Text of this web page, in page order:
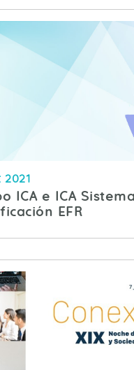
2021
ICA e ICA
EFR